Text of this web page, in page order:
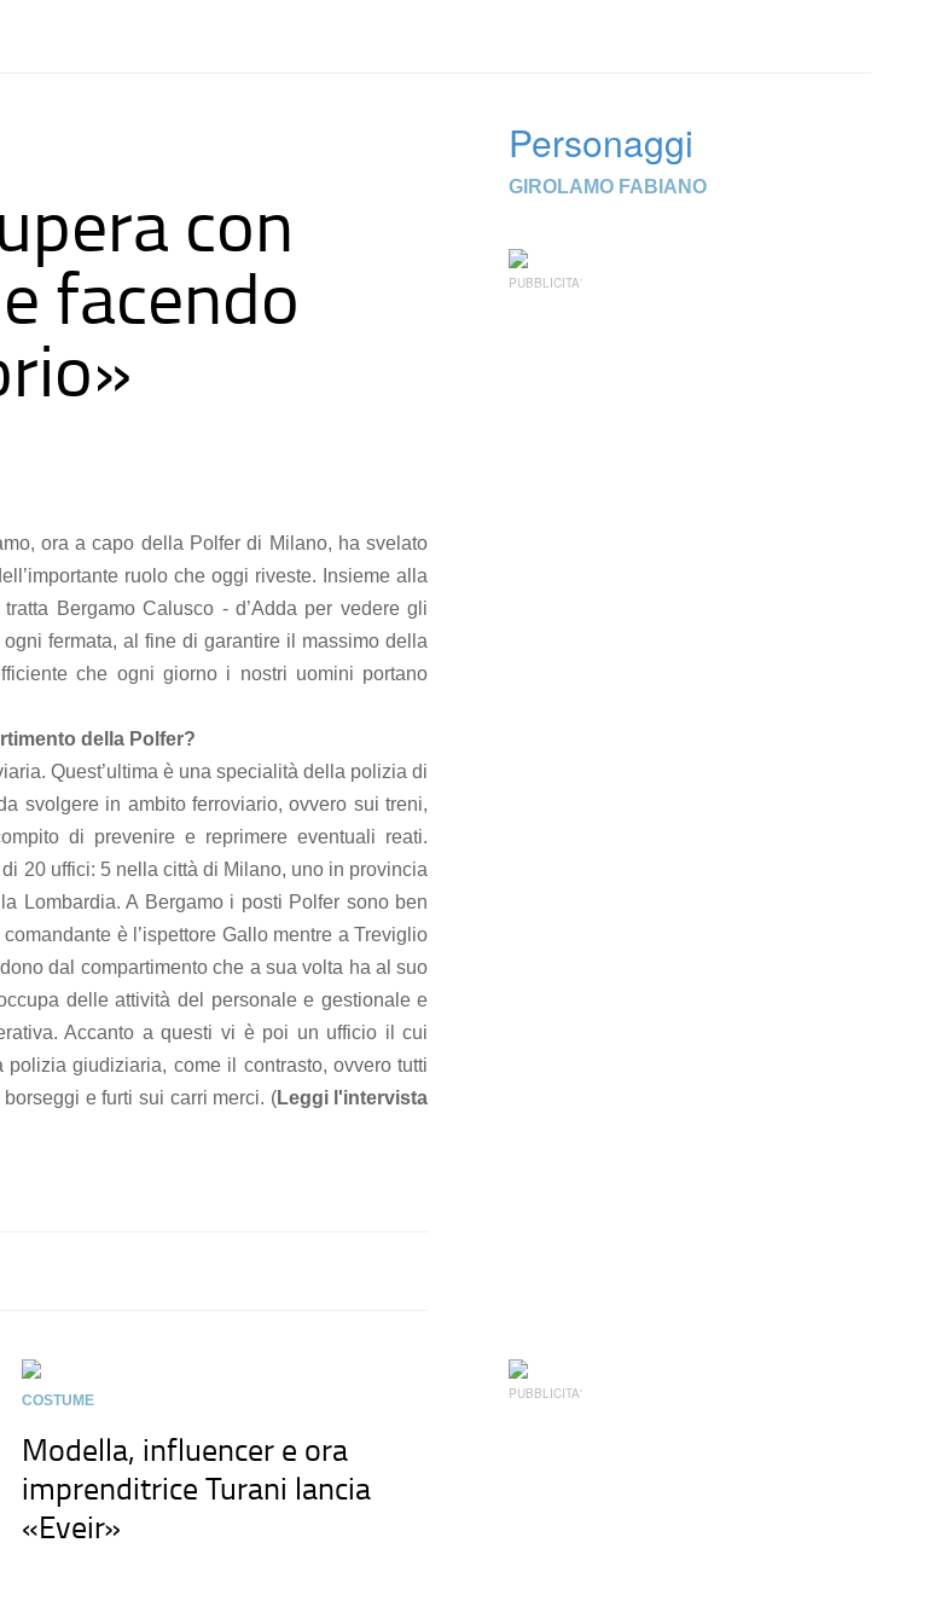
con
facendo
ora a capo della Polfer di Milano, ha svelato
ruolo che oggi riveste. Insieme alla
Bergamo Calusco - d’Adda per vedere gli
fermata, al fine di garantire il massimo della
che ogni giorno i nostri uomini portano
della Polfer?
Quest’ultima è una specialità della polizia di
svolgere in ambito ferroviario, ovvero sui treni,
di prevenire e reprimere eventuali reati.
20 uffici: 5 nella città di Milano, uno in provincia
Lombardia. A Bergamo i posti Polfer sono ben
è l’ispettore Gallo mentre a Treviglio
dal compartimento che a sua volta ha al suo
delle attività del personale e gestionale e
Accanto a questi vi è poi un ufficio il cui
giudiziaria, come il contrasto, ovvero tutti
e furti sui carri merci. (Leggi l'intervista
Personaggi
GIROLAMO FABIANO
PUBBLICITA'
COSTUME
Modella, influencer e ora
imprenditrice Turani lancia
«Eveir»
PUBBLICITA'